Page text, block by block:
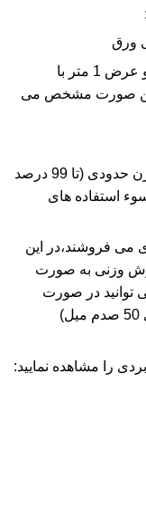
ورق
برای مثال وزن یک برگ ورق با طول2متر و عرض 1 متر با
صورت مشخص می
حدودی (تا 99 درصد
استفاده های
می فروشند،در این
وزنی به صورت
توانید در صورت
مغایر فروشی (دادن ضخامت 40 میل بجای 50 صدم میل)
را مشاهده نمایید: